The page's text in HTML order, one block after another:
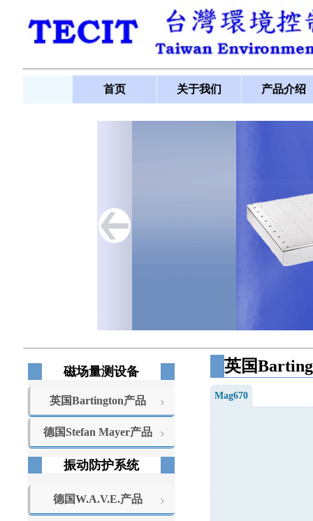
首页 关于我们 产品介绍
磁场量测设备
英国Bartington产品
德国Stefan Mayer产品
振动防护系统
德国W.A.V.E.产品
英国
Mag670